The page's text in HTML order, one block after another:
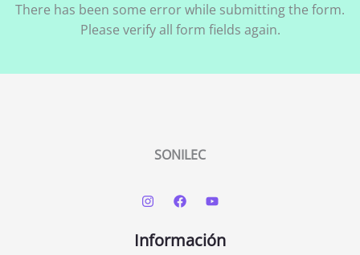
There has been some error while submitting the form.
Please verify all form fields again.
SONILEC
Información